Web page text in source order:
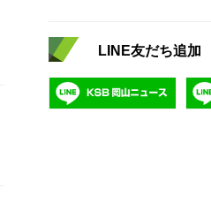
LINE友だち追加